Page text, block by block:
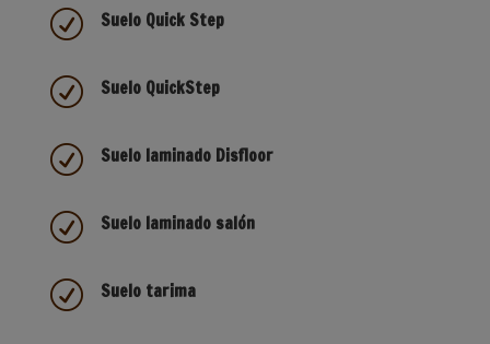
R Suelo Quick Step
R Suelo QuickStep
R Suelo laminado Disfloor
R Suelo laminado salón
R Suelo tarima